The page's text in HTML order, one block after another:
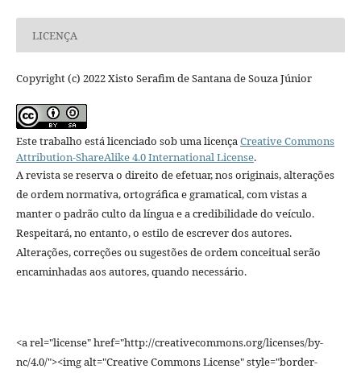
LICENÇA
Copyright (c) 2022 Xisto Serafim de Santana de Souza Júnior
Este trabalho está licenciado sob uma licençaCreative Commons
Attribution-ShareAlike 4.0 International License.
A revista se reserva o direito de efetuar, nos originais, alterações
de ordem normativa, ortográfica e gramatical, com vistas a
manter o padrão culto da língua e a credibilidade do veículo.
Respeitará, no entanto, o estilo de escrever dos autores.
Alterações, correções ou sugestões de ordem conceitual serão
encaminhadas aos autores, quando necessário.
<a rel="license" href="http://creativecommons.org/licenses/by-
nc/4.0/"><img alt="Creative Commons License" style="border-